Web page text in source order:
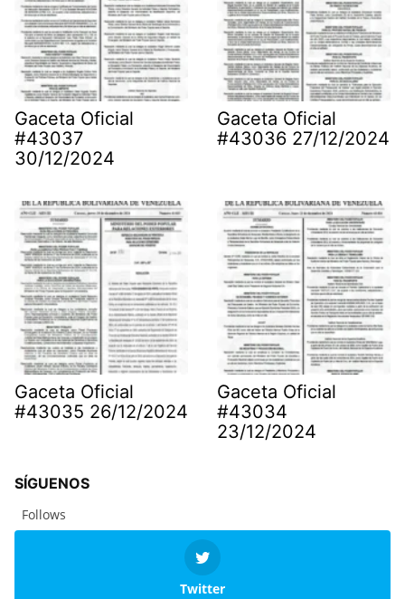
Gaceta Oficial
#43037
30/12/2024
Gaceta Oficial
#43036 27/12/2024
Gaceta Oficial
#43035 26/12/2024
Gaceta Oficial
#43034
23/12/2024
SÍGUENOS
Follows
Twitter